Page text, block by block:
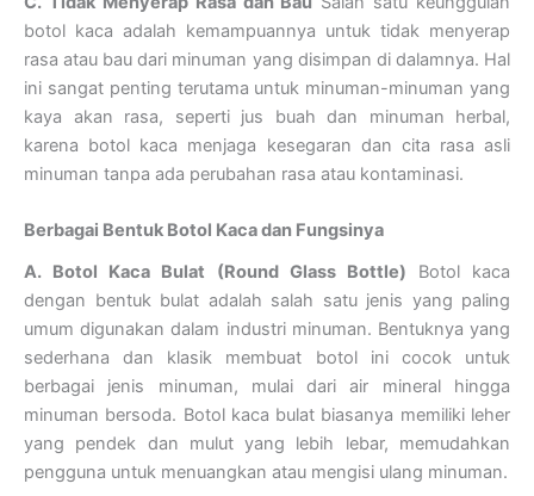
botol kaca adalah kemampuannya untuk tidak menyerap
rasa atau bau dari minuman yang disimpan di dalamnya. Hal
ini sangat penting terutama untuk minuman-minuman yang
kaya akan rasa, seperti jus buah dan minuman herbal,
karena botol kaca menjaga kesegaran dan cita rasa asli
minuman tanpa ada perubahan rasa atau kontaminasi.
Berbagai Bentuk Botol Kaca dan Fungsinya
A. Botol Kaca Bulat (Round Glass Bottle) Botol kaca
dengan bentuk bulat adalah salah satu jenis yang paling
umum digunakan dalam industri minuman. Bentuknya yang
sederhana dan klasik membuat botol ini cocok untuk
berbagai jenis minuman, mulai dari air mineral hingga
minuman bersoda. Botol kaca bulat biasanya memiliki leher
yang pendek dan mulut yang lebih lebar, memudahkan
pengguna untuk menuangkan atau mengisi ulang minuman.